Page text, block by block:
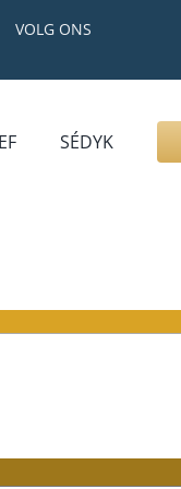
VOLG ONS
GRAFZERK
ALLLES
SÉDYK